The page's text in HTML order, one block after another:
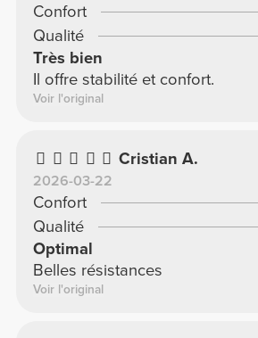
Confort
Qualité
Très bien
Il offre stabilité et confort.
Voir l'original
Cristian A.
2026-03-22
Confort
Qualité
Optimal
Belles résistances
Voir l'original